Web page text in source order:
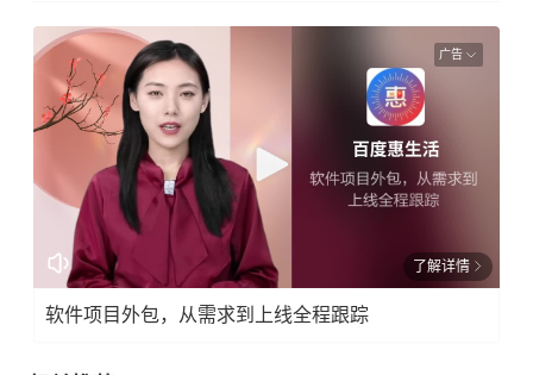
广告
了解详情
软件项目外包，从需求到上线全程跟踪